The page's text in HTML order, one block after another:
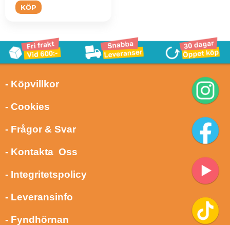
KÖP
- Köpvillkor
- Cookies
- Frågor & Svar
- Kontakta Oss
- Integritetspolicy
- Leveransinfo
- Fyndhörnan